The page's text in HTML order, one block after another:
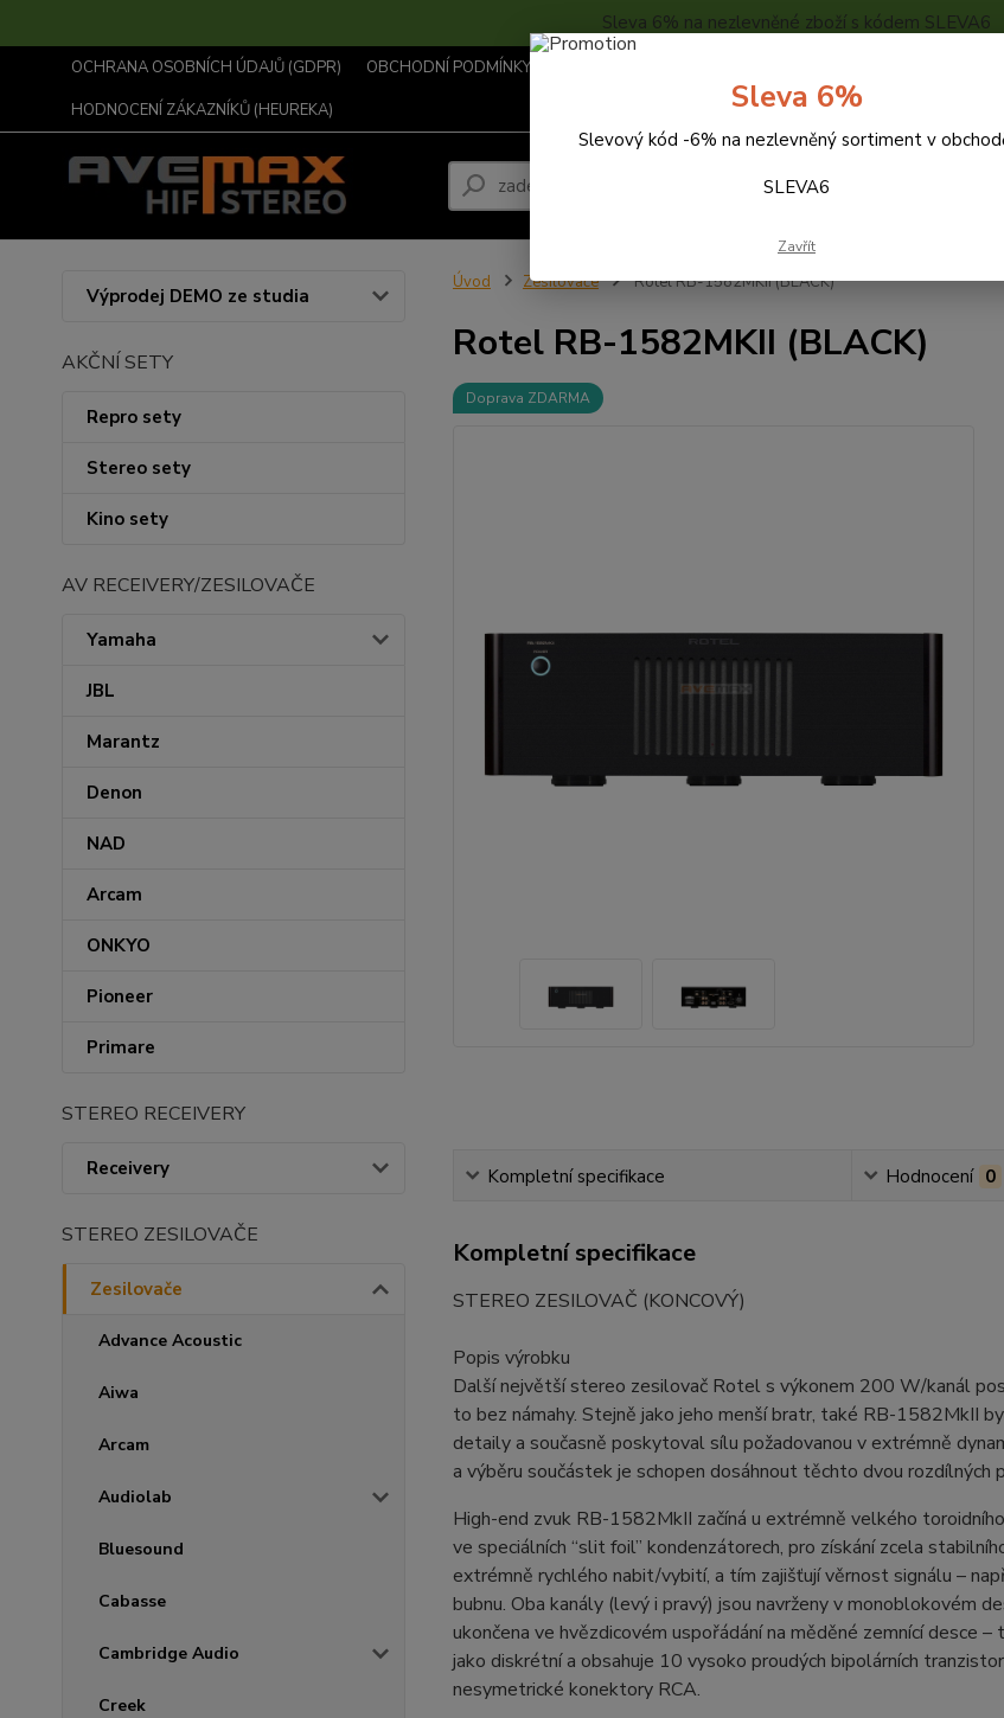
Sleva 6% na nezlevněné zboží s kódem SLEVA6
OCHRANA OSOBNÍCH ÚDAJŮ (GDPR) OBCHODNÍ PODMÍNKY ...
HODNOCENÍ ZÁKAZNÍKŮ (HEUREKA)
Hledat
Výprodej DEMO ze studia
AKČNÍ SETY
Repro sety
Stereo sety
Kino sety
AV RECEIVERY/ZESILOVAČE
Yamaha
JBL
Marantz
Denon
NAD
Arcam
ONKYO
Pioneer
Primare
STEREO RECEIVERY
Receivery
STEREO ZESILOVAČE
Zesilovače
Advance Acoustic
Aiwa
Arcam
Audiolab
Bluesound
Cabasse
Cambridge Audio
Creek
Úvod Zesilovače Rotel RB-1582MKII (BLACK)
Rotel RB-1582MKII (BLACK)
Doprava ZDARMA
Kompletní specifikace Hodnocení 0
Kompletní specifikace
STEREO ZESILOVAČ (KONCOVÝ)
Popis výrobku
Další největší stereo zesilovač Rotel s výkonem 200 W/kanál
to bez námahy. Stejně jako jeho menší bratr, také RB-1582MkII
detaily a současně poskytoval sílu požadovanou v extrémně
a výběru součástek je schopen dosáhnout těchto dvou rozdílných
High-end zvuk RB-1582MkII začíná u extrémně velkého
ve speciálních “slit foil” kondenzátorech, pro získání zcela
extrémně rychlého nabit/vybití, a tím zajišťují věrnost signálu –
bubnu. Oba kanály (levý i pravý) jsou navrženy v monoblokovém
ukončena ve hvězdicovém uspořádání na měděné zemnící desce
jako diskrétní a obsahuje 10 vysoko proudých bipolárních
nesymetrické konektory RCA.
Sleva 6%
Slevový kód -6% na nezlevněný sortiment v
SLEVA6
Zavřít